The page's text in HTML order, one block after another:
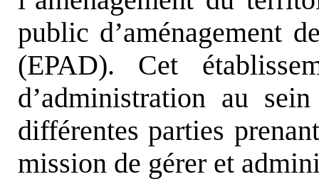
public d’aménagement
(EPAD). Cet
d’administration au
différentes parties
mission de gérer et